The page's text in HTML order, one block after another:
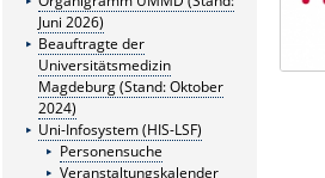
Juni 2026)
Beauftragte der
Universitätsmedizin
Magdeburg (Stand: Oktober
2024)
Uni-Infosystem (HIS-LSF)
Personensuche
Veranstaltungskalender